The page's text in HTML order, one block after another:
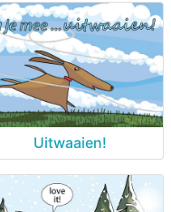
Uitwaaien!